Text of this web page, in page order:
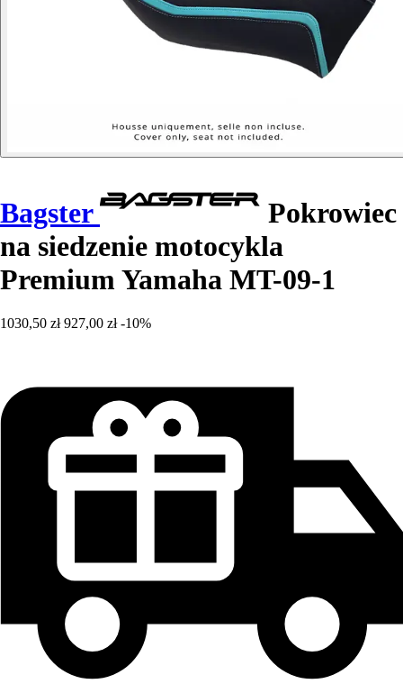
Bagster
Pokrowiec
na siedzenie motocykla
Premium Yamaha MT-09-1
1030,50 zł 927,00 zł -10%